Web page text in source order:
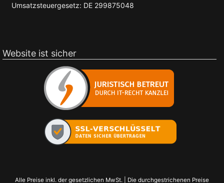
Umsatzsteuergesetz: DE 299875048
Website ist sicher
Alle Preise inkl. der gesetzlichen MwSt. | Die durchgestrichenen Preise